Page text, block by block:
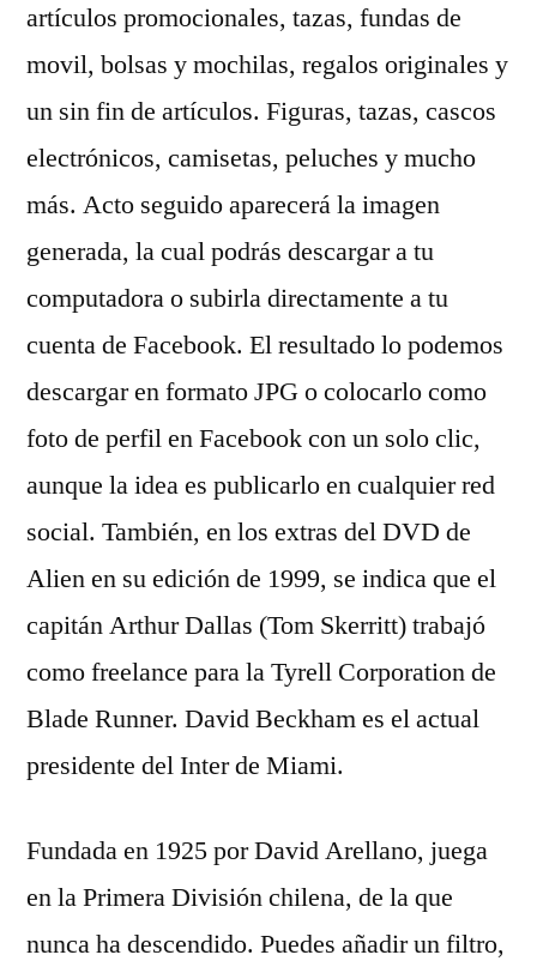
artículos promocionales, tazas, fundas de
movil, bolsas y mochilas, regalos originales y
un sin fin de artículos. Figuras, tazas, cascos
electrónicos, camisetas, peluches y mucho
más. Acto seguido aparecerá la imagen
generada, la cual podrás descargar a tu
computadora o subirla directamente a tu
cuenta de Facebook. El resultado lo podemos
descargar en formato JPG o colocarlo como
foto de perfil en Facebook con un solo clic,
aunque la idea es publicarlo en cualquier red
social. También, en los extras del DVD de
Alien en su edición de 1999, se indica que el
capitán Arthur Dallas (Tom Skerritt) trabajó
como freelance para la Tyrell Corporation de
Blade Runner. David Beckham es el actual
presidente del Inter de Miami.
Fundada en 1925 por David Arellano, juega
en la Primera División chilena, de la que
nunca ha descendido. Puedes añadir un filtro,